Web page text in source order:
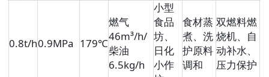
0.8t/h0.9MPa 179℃
燃气
46m³/h/
柴油
6.5kg/h
小型
食品
坊、
日化
小作
食材蒸
煮、洗
护原料
调和
双燃料燃
烧机、自
动补水、
压力保护